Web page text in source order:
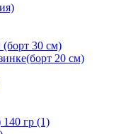
30 см)
20 см)
гр (1)